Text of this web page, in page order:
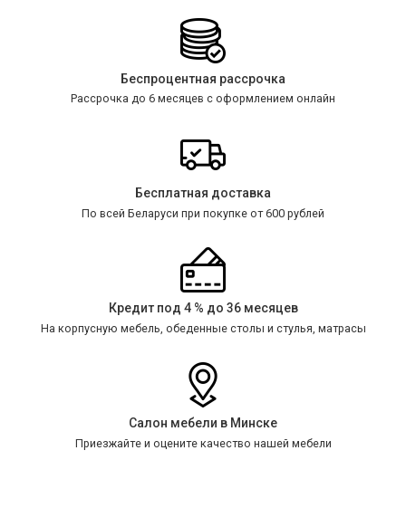
Беспроцентная рассрочка
Рассрочка до 6 месяцев с оформлением онлайн
Бесплатная доставка
По всей Беларуси при покупке от 600 рублей
Кредит под 4 % до 36 месяцев
На корпусную мебель, обеденные столы и стулья, матрасы
Салон мебели в Минске
Приезжайте и оцените качество нашей мебели